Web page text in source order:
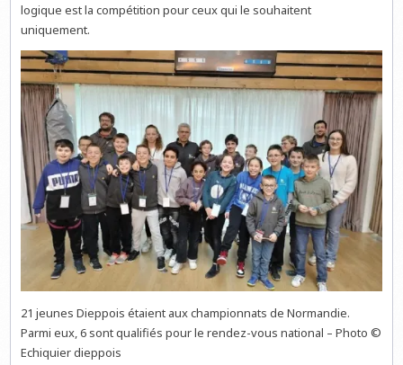
logique est la compétition pour ceux qui le souhaitent
uniquement.
21 jeunes Dieppois étaient aux championnats de Normandie.
Parmi eux, 6 sont qualifiés pour le rendez-vous national – Photo ©
Echiquier dieppois